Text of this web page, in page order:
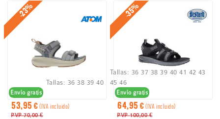
Envío gratis
-23%
53,95 €(IVA incluido)
PVP 70,00 €
Tallas: 36 38 39 40
Envío gratis
-35%
64,95 €(IVA incluido)
PVP 100,00 €
Tallas: 36 37 38 39 40 41 42 43
45 46